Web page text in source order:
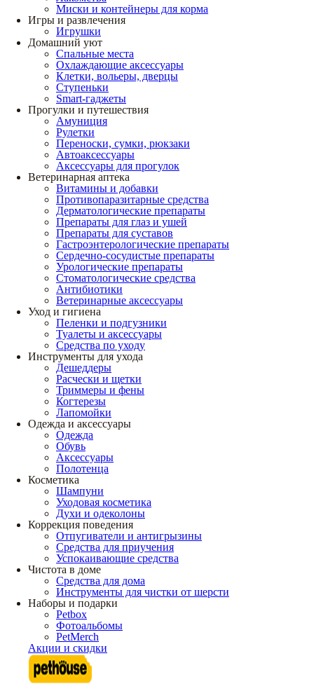
Миски и контейнеры для корма
Игры и развлечения
Игрушки
Домашний уют
Спальные места
Охлаждающие аксессуары
Клетки, вольеры, дверцы
Ступеньки
Smart-гаджеты
Прогулки и путешествия
Амуниция
Рулетки
Переноски, сумки, рюкзаки
Автоаксессуары
Аксессуары для прогулок
Ветеринарная аптека
Витамины и добавки
Противопаразитарные средства
Дерматологические препараты
Препараты для глаз и ушей
Препараты для суставов
Гастроэнтерологические препараты
Сердечно-сосудистые препараты
Урологические препараты
Стоматологические средства
Антибиотики
Ветеринарные аксессуары
Уход и гигиена
Пеленки и подгузники
Туалеты и аксессуары
Средства по уходу
Инструменты для ухода
Дешеддеры
Расчески и щетки
Триммеры и фены
Когтерезы
Лапомойки
Одежда и аксессуары
Одежда
Обувь
Аксессуары
Полотенца
Косметика
Шампуни
Уходовая косметика
Духи и одеколоны
Коррекция поведения
Отпугиватели и антигрызины
Средства для приучения
Успокаивающие средства
Чистота в доме
Средства для дома
Инструменты для чистки от шерсти
Наборы и подарки
Petbox
Фотоальбомы
PetMerch
Акции и скидки